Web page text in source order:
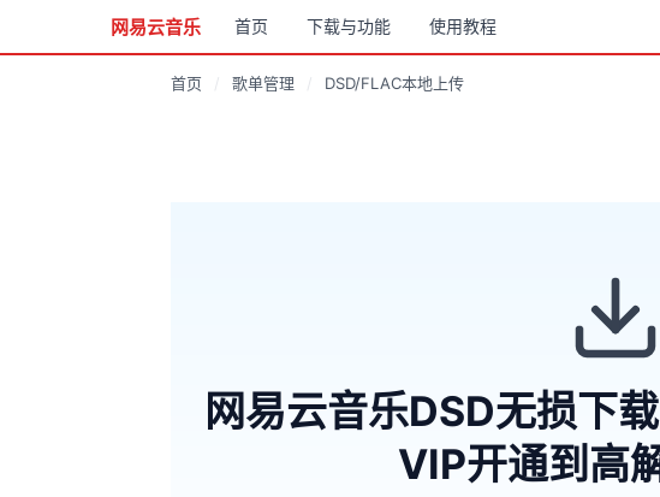
网易云音乐 首页 下载与功能 使用教程
首页 / 歌单管理 / DSD/FLAC本地上传
网易云音乐DSD无损下
VIP开通到高